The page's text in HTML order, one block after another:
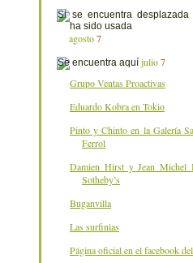
agosto 7
julio 7
Grupo Ventas Proactivas
Eduardo Kobra en Tokio
Pinto y Chinto en la Galería
Ferrol
Damien Hirst y Jean Michel
Sotheby’s
Buganvilla
Las surfinias
Página oficial en el facebook